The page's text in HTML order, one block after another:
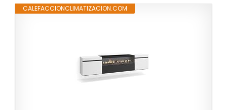
CALEFACCIONCLIMATIZACION.COM